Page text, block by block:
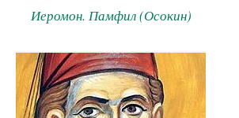
Иеромон. Памфил (Осокин)